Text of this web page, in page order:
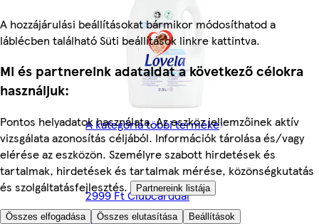
A hozzájárulási beállításokat bármikor módosíthatod a
láblécben található Süti beállítások linkre kattintva.
Mi és partnereink adataidat a következő célokra
használjuk:
Pontos helyadatok használata. Az eszköz jellemzőinek aktív
vizsgálata azonosítás céljából. Információk tárolása és/vagy
elérése az eszközön. Személyre szabott hirdetések és
tartalmak, hirdetések és tartalmak mérése, közönségkutatás
és szolgáltatásfejlesztés.
Partnereink listája
Összes elfogadása Összes elutasítása Beállítások
A kategória többi terméke
2999 Ft Clubcarddal